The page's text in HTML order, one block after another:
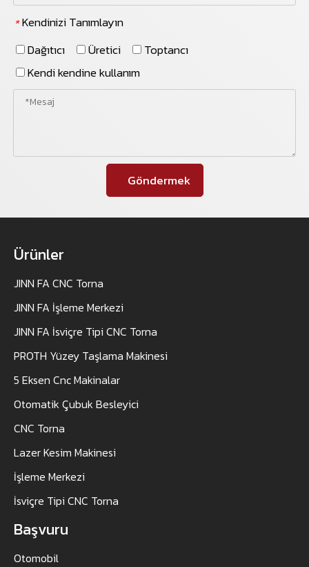
*Kendinizi Tanımlayın
Dağıtıcı
Üretici
Toptancı
Kendi kendine kullanım
Göndermek
Ürünler
JINN FA CNC Torna
JINN FA İşleme Merkezi
JINN FA İsviçre Tipi CNC Torna
PROTH Yüzey Taşlama Makinesi
5 Eksen Cnc Makinalar
Otomatik Çubuk Besleyici
CNC Torna
Lazer Kesim Makinesi
İşleme Merkezi
İsviçre Tipi CNC Torna
Başvuru
Otomobil